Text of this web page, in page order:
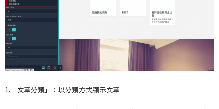
1.「文章分類」：以分類方式顯示文章